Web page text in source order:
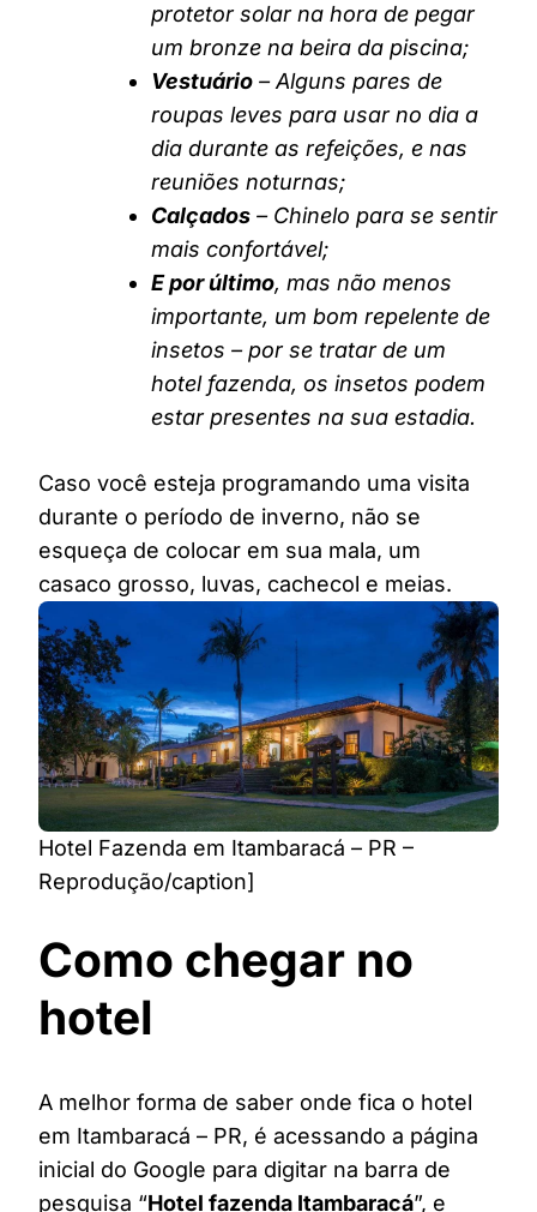
protetor solar na hora de pegar
um bronze na beira da piscina;
Vestuário – Alguns pares de
roupas leves para usar no dia a
dia durante as refeições, e nas
reuniões noturnas;
Calçados – Chinelo para se sentir
mais confortável;
E por último, mas não menos
importante, um bom repelente de
insetos – por se tratar de um
hotel fazenda, os insetos podem
estar presentes na sua estadia.
Caso você esteja programando uma visita
durante o período de inverno, não se
esqueça de colocar em sua mala, um
casaco grosso, luvas, cachecol e meias.
Hotel Fazenda em Itambaracá – PR –
Reprodução/caption]
Como chegar no
hotel
A melhor forma de saber onde fica o hotel
em Itambaracá – PR, é acessando a página
inicial do Google para digitar na barra de
pesquisa “Hotel fazenda Itambaracá”, e